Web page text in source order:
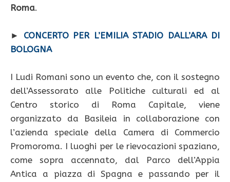
Roma.
► CONCERTO PER L’EMILIA STADIO DALL’ARA DI
BOLOGNA
I Ludi Romani sono un evento che, con il sostegno
dell’Assessorato alle Politiche culturali ed al
Centro storico di Roma Capitale, viene
organizzato da Basileia in collaborazione con
l’azienda speciale della Camera di Commercio
Promoroma. I luoghi per le rievocazioni spaziano,
come sopra accennato, dal Parco dell’Appia
Antica a piazza di Spagna e passando per il